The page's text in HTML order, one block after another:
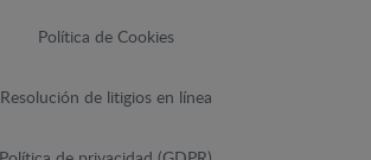
Política de Cookies
Resolución de litigios en línea